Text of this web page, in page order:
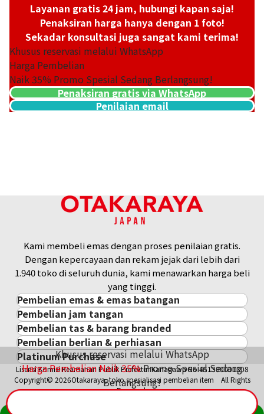
Layanan gratis 24 jam, hubungi kapan saja!
Penaksiran harga hanya dengan 1 foto!
Sekadar konsultasi juga sangat kami terima!
Khusus reservasi melalui WhatsApp
Harga Pembelian
Naik35% Promo Spesial Sedang Berlangsung!
Penaksiran gratis via WhatsApp
Penilaian email
Khusus reservasi melalui WhatsApp
Harga Pembelian Naik35%Promo Spesial Sedang
Berlangsung!
Kami membeli emas dengan proses penilaian gratis.
Dengan kepercayaan dan rekam jejak dari lebih dari
1.940 toko di seluruh dunia, kami menawarkan harga beli
yang tinggi.
Pembelian emas & emas batangan
Pembelian emas & emas batangan
Emas Batangan / Gold Bar
Koin Emas
Harga Pasar Emas / Kurs Emas
Aksesoris Emas
Cincin Emas
Pembelian jam tangan
Pembelian jam tangan
ROLEX
PATEK PHILIPPE
AUDEMARS PIGUET
VACHERON CONSTANTIN
Pembelian tas & barang branded
Pembelian tas & barang branded
Cartier
LOUIS VUITTON
Hermès
Pembelian berlian & perhiasan
Pembelian berlian & perhiasan
Berlian
Zamrud
Platinum Purchase
Platinum
Lisensi Komisi Keamanan Publik Prefektur Kanagawa No.451380001308
Copyright© 2026Otakaraya, toko spesialisasi pembelian item All Rights
Reserved.